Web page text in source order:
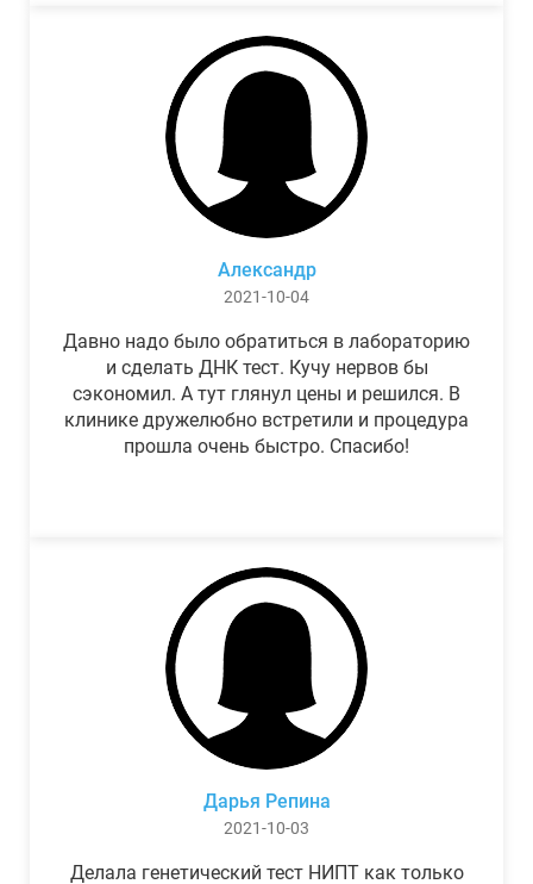
Александр
2021-10-04
Давно надо было обратиться в лабораторию
и сделать ДНК тест. Кучу нервов бы
сэкономил. А тут глянул цены и решился. В
клинике дружелюбно встретили и процедура
прошла очень быстро. Спасибо!
Дарья Репина
2021-10-03
Делала генетический тест НИПТ как только